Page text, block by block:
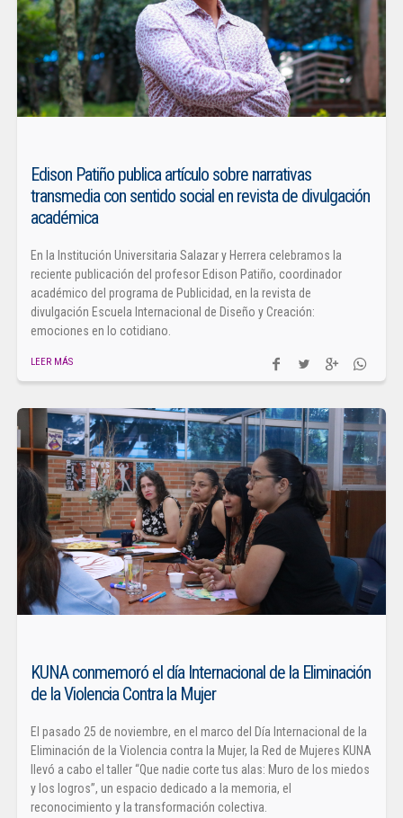
Edison Patiño publica artículo sobre narrativas
transmedia con sentido social en revista de divulgación
académica
En la Institución Universitaria Salazar y Herrera celebramos la
reciente publicación del profesor Edison Patiño, coordinador
académico del programa de Publicidad, en la revista de
divulgación Escuela Internacional de Diseño y Creación:
emociones en lo cotidiano.
LEER MÁS
KUNA conmemoró el día Internacional de la Eliminación
de la Violencia Contra la Mujer
El pasado 25 de noviembre, en el marco del Día Internacional de la
Eliminación de la Violencia contra la Mujer, la Red de Mujeres KUNA
llevó a cabo el taller “Que nadie corte tus alas: Muro de los miedos
y los logros”, un espacio dedicado a la memoria, el
reconocimiento y la transformación colectiva.